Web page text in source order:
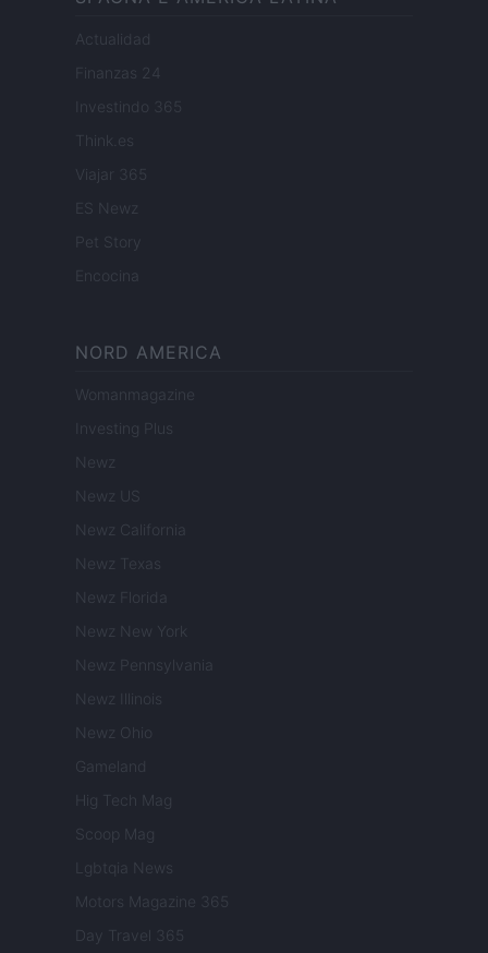
Actualidad
Finanzas 24
Investindo 365
Think.es
Viajar 365
ES Newz
Pet Story
Encocina
NORD AMERICA
Womanmagazine
Investing Plus
Newz
Newz US
Newz California
Newz Texas
Newz Florida
Newz New York
Newz Pennsylvania
Newz Illinois
Newz Ohio
Gameland
Hig Tech Mag
Scoop Mag
Lgbtqia News
Motors Magazine 365
Day Travel 365